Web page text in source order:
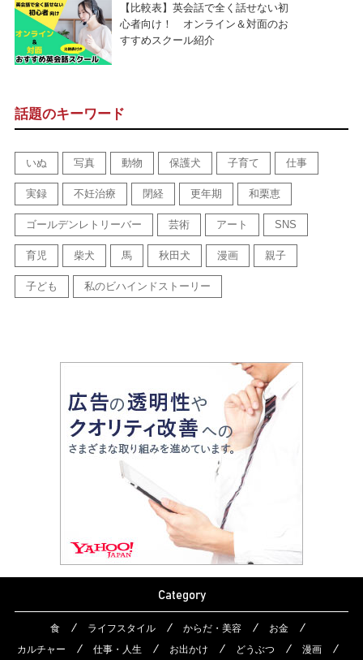
【比較表】英会話で全く話せない初
心者向け！ オンライン＆対面のお
すすめスクール紹介
話題のキーワード
いぬ 写真 動物 保護犬 子育て 仕事
実録 不妊治療 閉経 更年期 和栗恵
ゴールデンレトリーバー 芸術 アート SNS
育児 柴犬 馬 秋田犬 漫画 親子
子ども 私のビハインドストーリー
Category
食 ライフスタイル からだ・美容
お金
カルチャー
仕事・人生 お出かけ どうぶつ 漫画